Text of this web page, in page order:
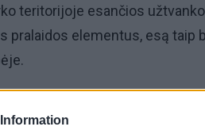
teritorijoje esančios
pralaidos elementus, esą taip
sąnaudos arba